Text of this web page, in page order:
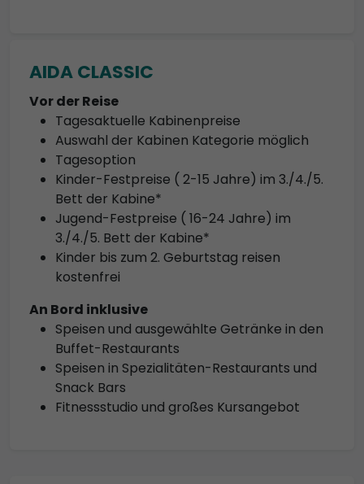
AIDA CLASSIC
Vor der Reise
Tagesaktuelle Kabinenpreise
Auswahl der Kabinen Kategorie möglich
Tagesoption
Kinder-Festpreise ( 2-15 Jahre) im 3./4./5.
Bett der Kabine*
Jugend-Festpreise ( 16-24 Jahre) im
3./4./5. Bett der Kabine*
Kinder bis zum 2. Geburtstag reisen
kostenfrei
An Bord inklusive
Speisen und ausgewählte Getränke in den
Buffet-Restaurants
Speisen in Spezialitäten-Restaurants und
Snack Bars
Fitnessstudio und großes Kursangebot